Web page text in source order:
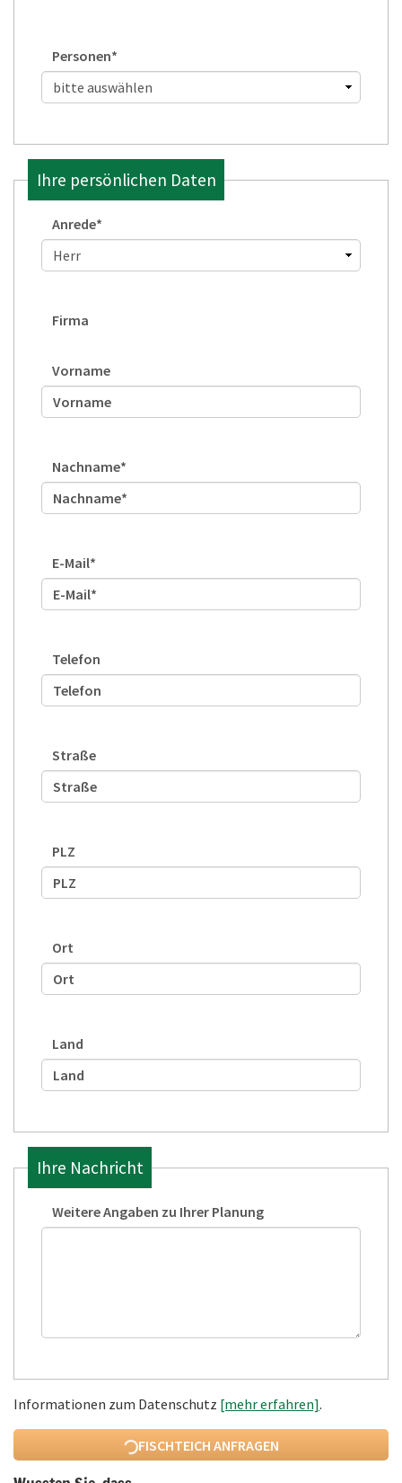
Personen*
Ihre persönlichen Daten
Anrede*
Firma
Vorname
Nachname*
E-Mail*
Telefon
Straße
PLZ
Ort
Land
Ihre Nachricht
Weitere Angaben zu Ihrer Planung
Informationen zum Datenschutz [mehr erfahren].
FISCHTEICH ANFRAGEN